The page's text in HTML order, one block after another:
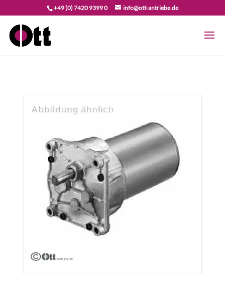
+49 (0) 7420 9399 0 info@ott-antriebe.de